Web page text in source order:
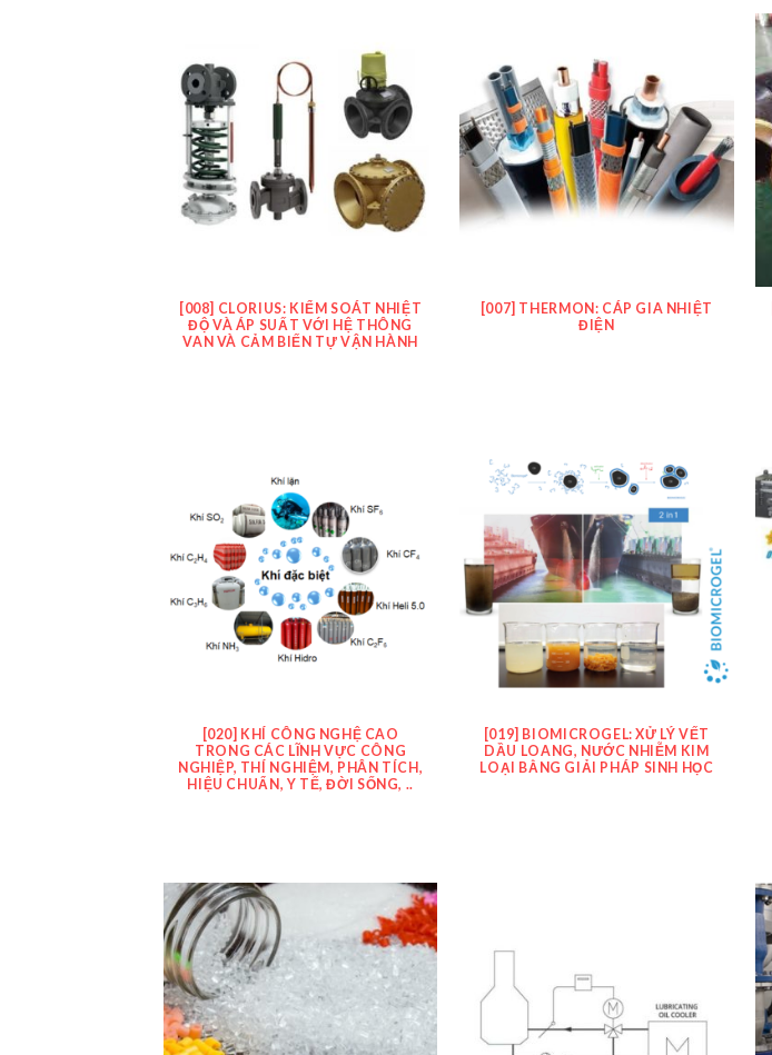
[008] CLORIUS: KIỂM SOÁT NHIỆT
ĐỘ VÀ ÁP SUẤT VỚI HỆ THÔNG
VAN VÀ CẢM BIẾN TỰ VẬN HÀNH
[007] THERMON: CÁP GIA NHIỆT
ĐIỆN
[020] KHÍ CÔNG NGHỆ CAO
TRONG CÁC LĨNH VỰC CÔNG
NGHIỆP, THÍ NGHIỆM, PHÂN TÍCH,
HIỆU CHUẨN, Y TẾ, ĐỜI SỐNG, ..
[019] BIOMICROGEL: XỬ LÝ VẾT
DẦU LOANG, NƯỚC NHIỄM KIM
LOẠI BẰNG GIẢI PHÁP SINH HỌC